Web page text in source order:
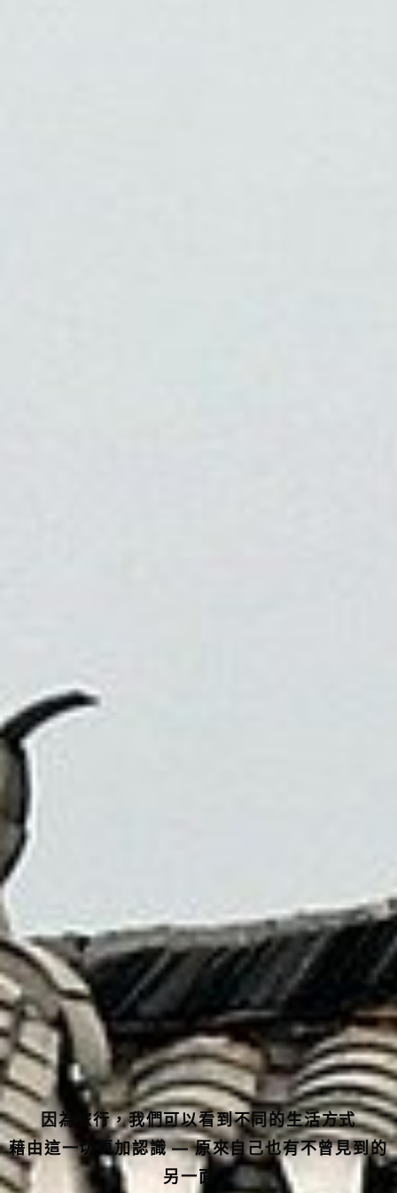
因為旅行，我們可以看到不同的生活方式
藉由這一切更加認識 — 原來自己也有不曾見到的
另一面！
就讓我們為您安排最美好的假期